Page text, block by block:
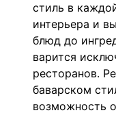
стиль в
интерьера и
блюд до
ва­рит­ся
ре­сто­ра­нов.
баварском
возможность